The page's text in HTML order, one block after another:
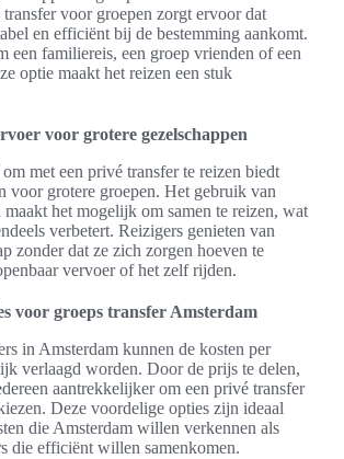
voor groepen zorgt ervoor dat
en efficiënt bij de bestemming aankomt.
een familiereis, een groep vrienden of een
optie maakt het reizen een stuk
voor grotere gezelschappen
met een privé transfer te reizen biedt
voor grotere groepen. Het gebruik van
het mogelijk om samen te reizen, wat
verbetert. Reizigers genieten van
zonder dat ze zich zorgen hoeven te
vervoer of het zelf rijden.
voor groeps transfer Amsterdam
in Amsterdam kunnen de kosten per
verlaagd worden. Door de prijs te delen,
aantrekkelijker om een privé transfer
Deze voordelige opties zijn ideaal
die Amsterdam willen verkennen als
die efficiënt willen samenkomen.